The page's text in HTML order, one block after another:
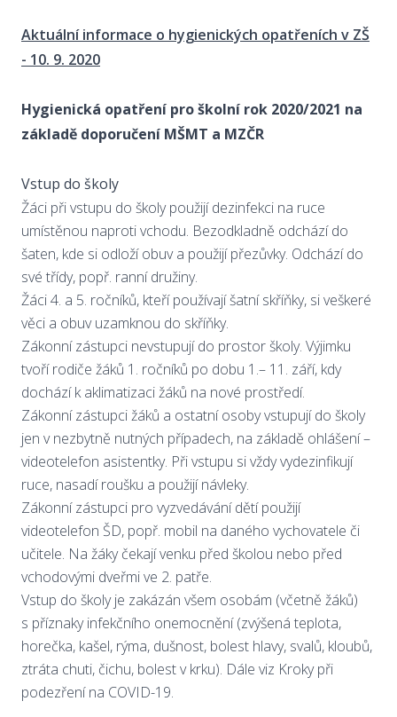
Aktuální informace o hygienických opatřeních v ZŠ
- 10. 9. 2020
Hygienická opatření pro školní rok 2020/2021 na
základě doporučení MŠMT a MZČR
Vstup do školy
Žáci při vstupu do školy použijí dezinfekci na ruce
umístěnou naproti vchodu. Bezodkladně odchází do
šaten, kde si odloží obuv a použijí přezůvky. Odchází do
své třídy, popř. ranní družiny.
Žáci 4. a 5. ročníků, kteří používají šatní skříňky, si veškeré
věci a obuv uzamknou do skříňky.
Zákonní zástupci nevstupují do prostor školy. Výjimku
tvoří rodiče žáků 1. ročníků po dobu 1.– 11. září, kdy
dochází k aklimatizaci žáků na nové prostředí.
Zákonní zástupci žáků a ostatní osoby vstupují do školy
jen v nezbytně nutných případech, na základě ohlášení –
videotelefon asistentky. Při vstupu si vždy vydezinfikují
ruce, nasadí roušku a použijí návleky.
Zákonní zástupci pro vyzvedávání dětí použijí
videotelefon ŠD, popř. mobil na daného vychovatele či
učitele. Na žáky čekají venku před školou nebo před
vchodovými dveřmi ve 2. patře.
Vstup do školy je zakázán všem osobám (včetně žáků)
s příznaky infekčního onemocnění (zvýšená teplota,
horečka, kašel, rýma, dušnost, bolest hlavy, svalů, kloubů,
ztráta chuti, čichu, bolest v krku). Dále viz Kroky při
podezření na COVID-19.